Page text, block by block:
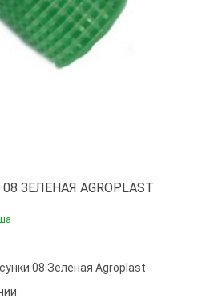
ЗЕЛЕНАЯ AGROPLAST
08 Зеленая Agroplast